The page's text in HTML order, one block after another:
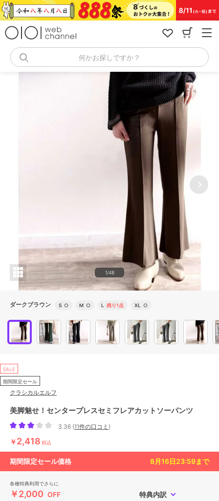
コ
ン
何かお探しですか？
1/48
ダークブラウン S ○ M ○ L 残り1点 XL ○
SALE
期間限定セール
クラシカルエルフ
美脚魅せ！センタープレスセミフレアカットソーパンツ
3.36 (11件の口コミ )
￥2,418 税込
期間限定セール価格 8月16日23:59まで
各種特典利用でさらに
￥2,000 OFF 特典内訳